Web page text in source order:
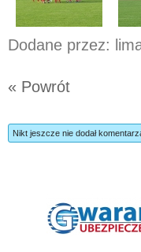
Dodane przez:
« Powrót
Nikt jeszcze nie dodał